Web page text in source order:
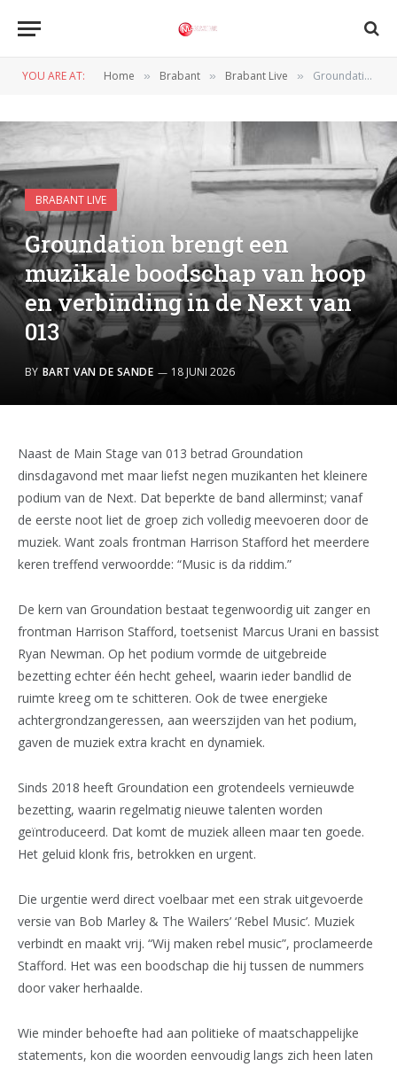
YOU ARE AT: Home » Brabant » Brabant Live » Groundation brengt een muzikale boodschap van hoop en verbinding in de Next van 013
BRABANT LIVE
Groundation brengt een
muzikale boodschap van hoop
en verbinding in de Next van
013
BY BART VAN DE SANDE 18 JUNI 2026
Naast de Main Stage van 013 betrad Groundation
dinsdagavond met maar liefst negen muzikanten het kleinere
podium van de Next. Dat beperkte de band allerminst; vanaf
de eerste noot liet de groep zich volledig meevoeren door de
muziek. Want zoals frontman Harrison Stafford het meerdere
keren treffend verwoordde: “Music is da riddim.”
De kern van Groundation bestaat tegenwoordig uit zanger en
frontman Harrison Stafford, toetsenist Marcus Urani en bassist
Ryan Newman. Op het podium vormde de uitgebreide
bezetting echter één hecht geheel, waarin ieder bandlid de
ruimte kreeg om te schitteren. Ook de twee energieke
achtergrondzangeressen, aan weerszijden van het podium,
gaven de muziek extra kracht en dynamiek.
Sinds 2018 heeft Groundation een grotendeels vernieuwde
bezetting, waarin regelmatig nieuwe talenten worden
geïntroduceerd. Dat komt de muziek alleen maar ten goede.
Het geluid klonk fris, betrokken en urgent.
Die urgentie werd direct voelbaar met een strak uitgevoerde
versie van Bob Marley & The Wailers’ ‘Rebel Music’. Muziek
verbindt en maakt vrij. “Wij maken rebel music”, proclameerde
Stafford. Het was een boodschap die hij tussen de nummers
door vaker herhaalde.
Wie minder behoefte had aan politieke of maatschappelijke
statements, kon die woorden eenvoudig langs zich heen laten